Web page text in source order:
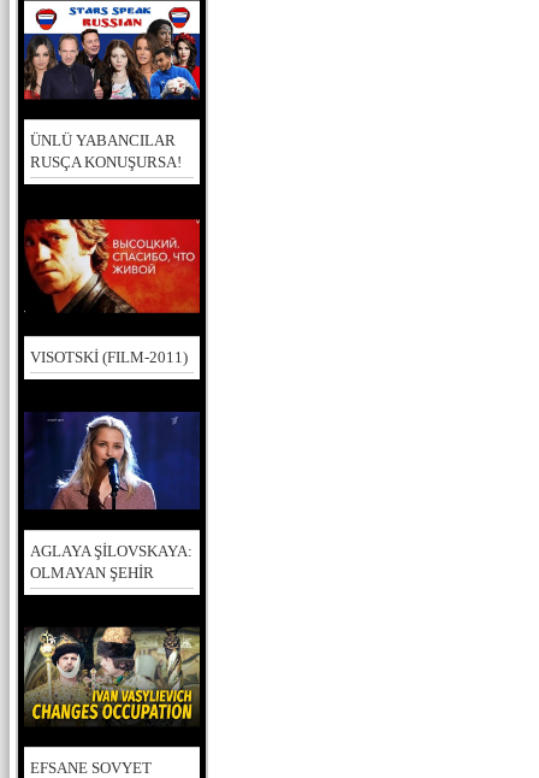
ÜNLÜ YABANCILAR
RUSÇA KONUŞURSA!
VISOTSKİ (FILM-2011)
AGLAYA ŞİLOVSKAYA:
OLMAYAN ŞEHİR
EFSANE SOVYET